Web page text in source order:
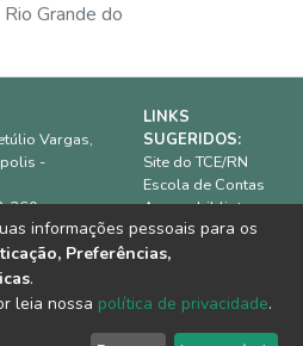
Grande do
Vargas,
-
360.
08h00 às
3642-
LINKS
SUGERIDOS:
Site do TCE/RN
Escola de Contas
Acervo biblioteca
IRB
ATRICON
Equipe Técnica
informações pessoais para os
Preferências,
.
leia nossa política de privacidade.